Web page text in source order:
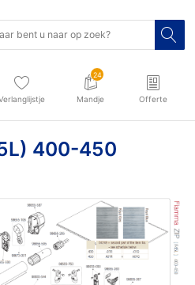
24
Mandje Offerte
400-450